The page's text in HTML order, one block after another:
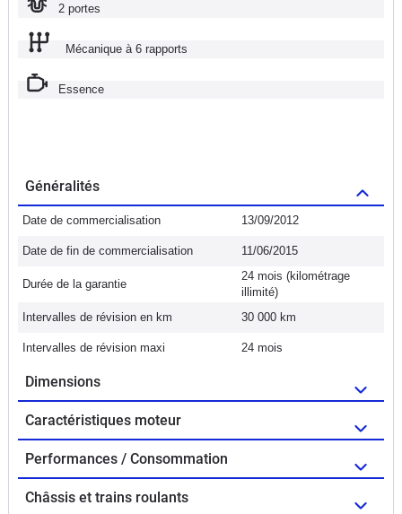
2 portes
Mécanique à 6 rapports
Essence
Généralités
Date de commercialisation 13/09/2012
Date de fin de commercialisation 11/06/2015
Durée de la garantie
24 mois (kilométrage
illimité)
Intervalles de révision en km
30 000 km
Intervalles de révision maxi 24 mois
Dimensions
Caractéristiques moteur
Performances / Consommation
Châssis et trains roulants